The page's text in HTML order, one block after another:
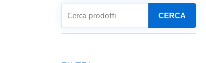
CERCA